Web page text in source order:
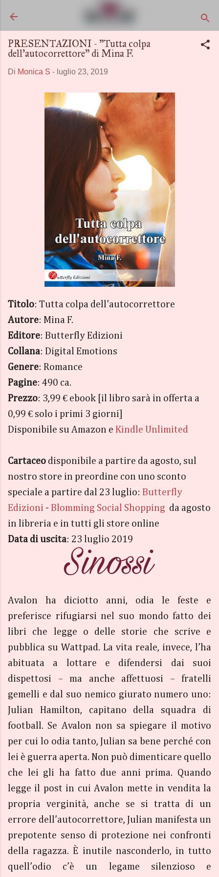
PRESENTAZIONI - "Tutta colpa
dell'autocorrettore" di Mina F.
Di Monica S - luglio 23, 2019
Titolo: Tutta colpa dell'autocorrettore
Autore: Mina F.
Editore: Butterfly Edizioni
Collana: Digital Emotions
Genere: Romance
Pagine: 490 ca.
Prezzo: 3,99 € ebook [il libro sarà in offerta a
0,99 € solo i primi 3 giorni]
Disponibile su Amazon e Kindle Unlimited
Cartaceo disponibile a partire da agosto, sul
nostro store in preordine con uno sconto
speciale a partire dal 23 luglio: Butterfly
Edizioni - Blomming Social Shopping da agosto
in libreria e in tutti gli store online
Data di uscita: 23 luglio 2019
Avalon ha diciotto anni, odia le feste e
preferisce rifugiarsi nel suo mondo fatto dei
libri che legge o delle storie che scrive e
pubblica su Wattpad. La vita reale, invece, l’ha
abituata a lottare e difendersi dai suoi
dispettosi – ma anche affettuosi – fratelli
gemelli e dal suo nemico giurato numero uno:
Julian Hamilton, capitano della squadra di
football. Se Avalon non sa spiegare il motivo
per cui lo odia tanto, Julian sa bene perché con
lei è guerra aperta. Non può dimenticare quello
che lei gli ha fatto due anni prima. Quando
legge il post in cui Avalon mette in vendita la
propria verginità, anche se si tratta di un
errore dell’autocorrettore, Julian manifesta un
prepotente senso di protezione nei confronti
della ragazza. È inutile nasconderlo, in tutto
quell’odio c’è un legame silenzioso e